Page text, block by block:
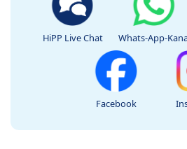
HiPP Live Chat Whats-App-
Facebook